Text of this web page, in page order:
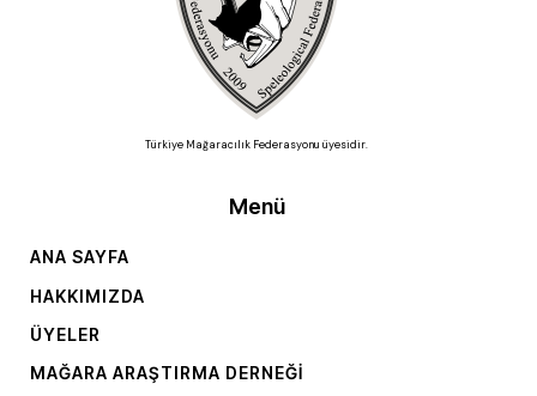
Türkiye Mağaracılık Federasyonu üyesidir.
Menü
ANA SAYFA
HAKKIMIZDA
ÜYELER
MAĞARA ARAŞTIRMA DERNEĞI